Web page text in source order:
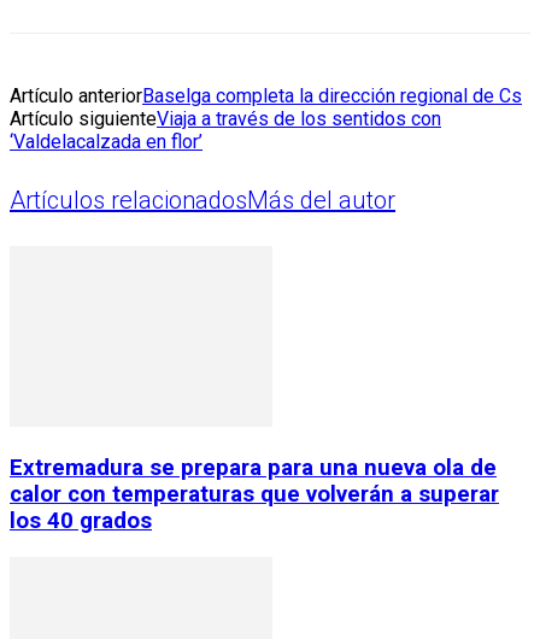
Artículo anteriorBaselga completa la dirección regional de Cs
Artículo siguienteViaja a través de los sentidos con
‘Valdelacalzada en flor’
Artículos relacionadosMás del autor
Extremadura se prepara para una nueva ola de
calor con temperaturas que volverán a superar
los 40 grados